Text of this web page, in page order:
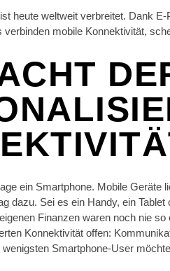
heute weltweit verbreitet. Dank
verbinden mobile Konnektivität,
ein Smartphone. Mobile Geräte
dazu. Sei es ein Handy, ein
Finanzen waren noch nie so
Konnektivität offen:
Smartphone-User